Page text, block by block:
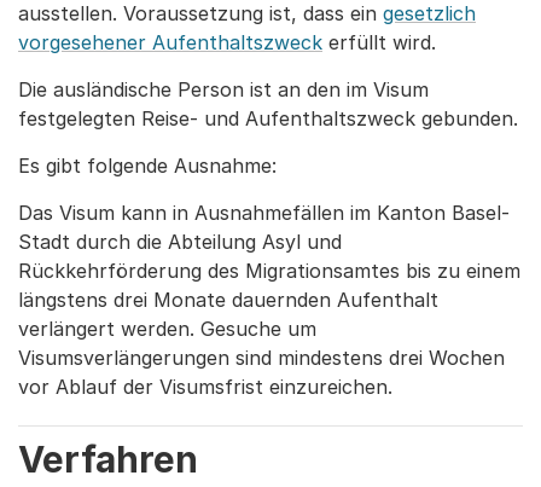
ausstellen. Voraussetzung ist, dass ein gesetzlich
vorgesehener Aufenthaltszweck erfüllt wird.
Die ausländische Person ist an den im Visum
festgelegten Reise- und Aufenthaltszweck gebunden.
Es gibt folgende Ausnahme:
Das Visum kann in Ausnahmefällen im Kanton Basel-
Stadt durch die Abteilung Asyl und
Rückkehrförderung des Migrationsamtes bis zu einem
längstens drei Monate dauernden Aufenthalt
verlängert werden. Gesuche um
Visumsverlängerungen sind mindestens drei Wochen
vor Ablauf der Visumsfrist einzureichen.
Verfahren